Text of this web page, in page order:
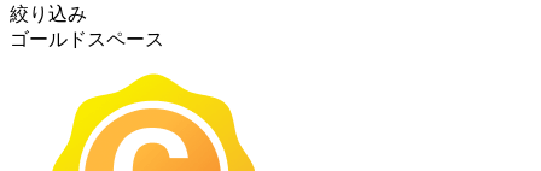
絞り込み
ゴールドスペース